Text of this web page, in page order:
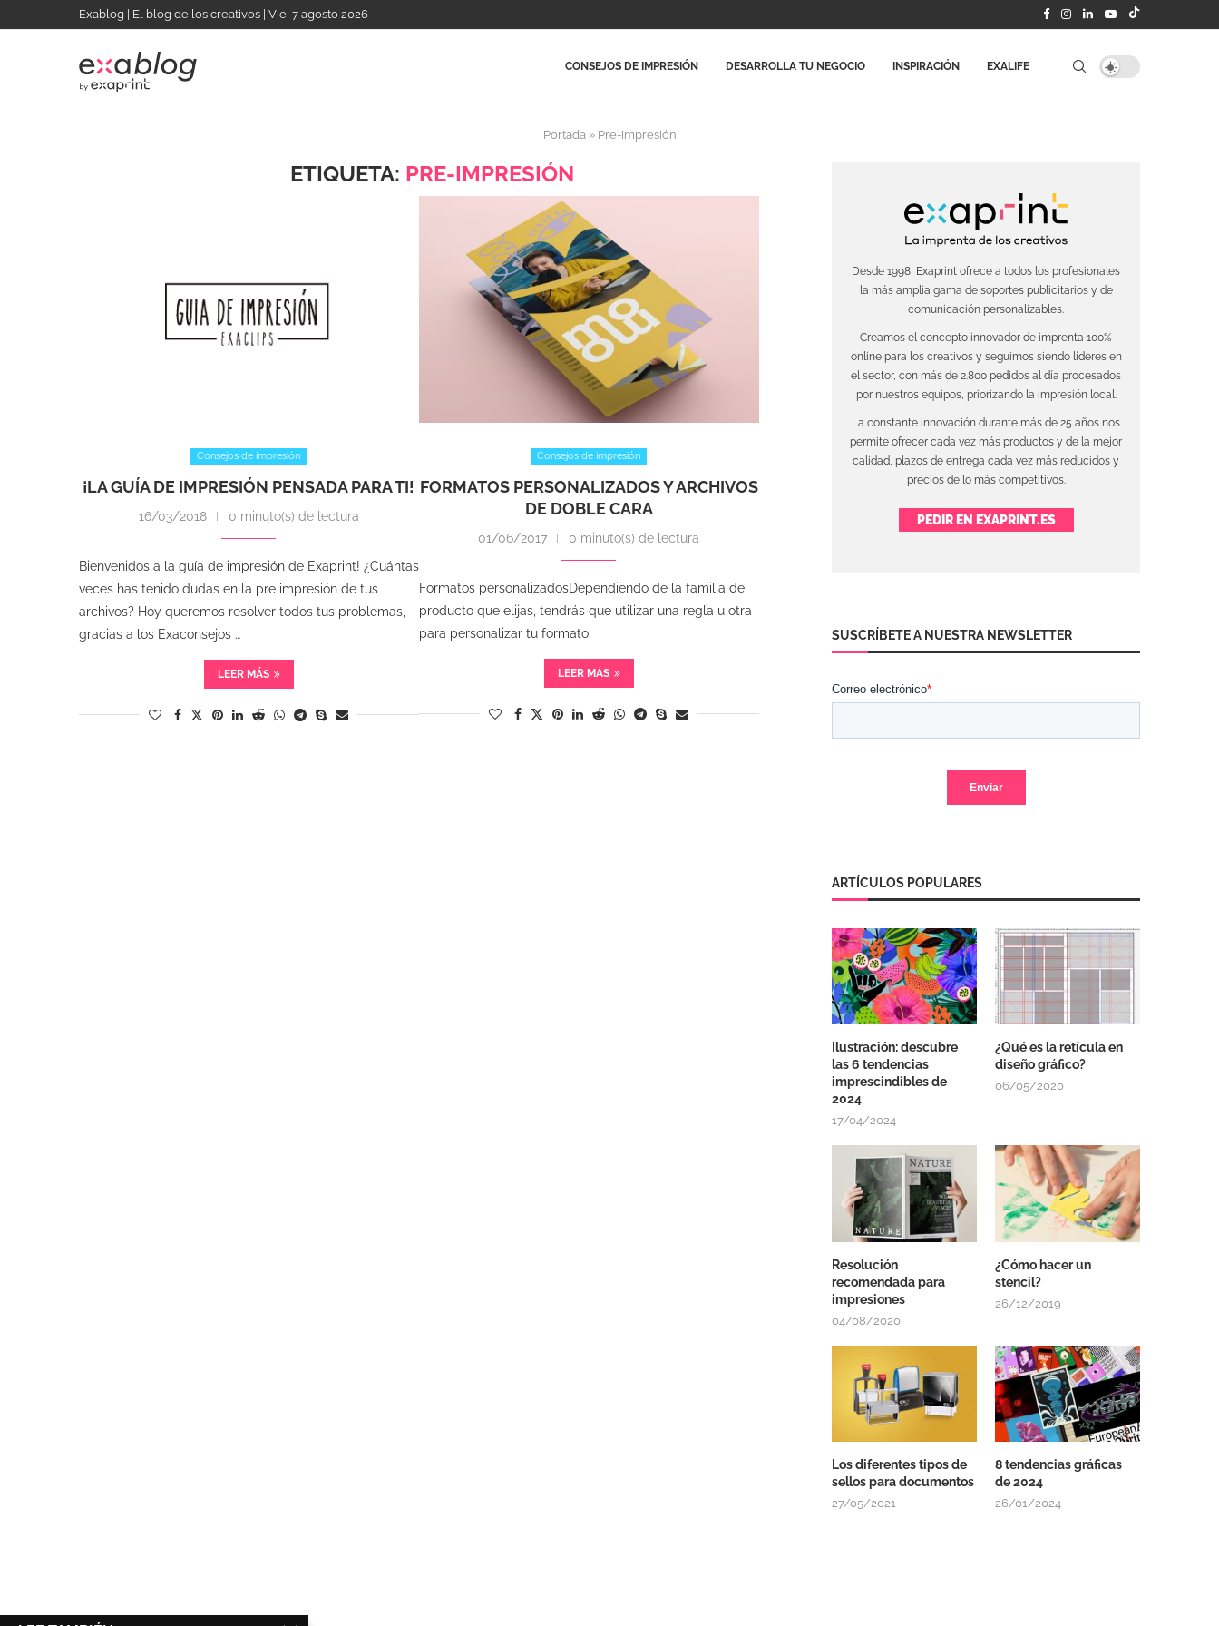
Exablog | El blog de los creativos | Vie, 7 agosto 2026
CONSEJOS DE IMPRESIÓN DESARROLLA TU NEGOCIO INSPIRACIÓN EXALIFE
Portada» Pre-impresión
ETIQUETA: PRE-IMPRESIÓN
Consejos de impresión
¡LA GUÍA DE IMPRESIÓN PENSADA PARA TI!
16/03/2018 0 minuto(s) de lectura
Bienvenidos a la guía de impresión de Exaprint! ¿Cuántas
veces has tenido dudas en la pre impresión de tus
archivos? Hoy queremos resolver todos tus problemas,
gracias a los Exaconsejos …
LEER MÁS
Consejos de impresión
FORMATOS PERSONALIZADOS Y ARCHIVOS
DE DOBLE CARA
01/06/2017 0 minuto(s) de lectura
Formatos personalizadosDependiendo de la familia de
producto que elijas, tendrás que utilizar una regla u otra
para personalizar tu formato.
LEER MÁS
Desde 1998, Exaprint ofrece a todos los profesionales
la más amplia gama de soportes publicitarios y de
comunicación personalizables.
Creamos el concepto innovador de imprenta 100%
online para los creativos y seguimos siendo líderes en
el sector, con más de 2.800 pedidos al día procesados
por nuestros equipos, priorizando la impresión local.
La constante innovación durante más de 25 años nos
permite ofrecer cada vez más productos y de la mejor
calidad, plazos de entrega cada vez más reducidos y
precios de lo más competitivos.
PEDIR EN EXAPRINT.ES
SUSCRÍBETE A NUESTRA NEWSLETTER
ARTÍCULOS POPULARES
Ilustración: descubre
las 6 tendencias
imprescindibles de
2024
17/04/2024
¿Qué es la retícula en
diseño gráfico?
06/05/2020
Resolución
recomendada para
impresiones
04/08/2020
¿Cómo hacer un
stencil?
26/12/2019
Los diferentes tipos de
sellos para documentos
27/05/2021
8 tendencias gráficas
de 2024
26/01/2024